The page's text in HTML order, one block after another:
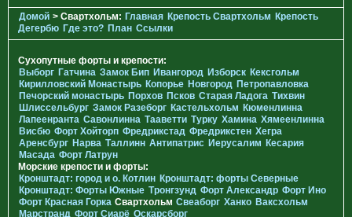
Домой > Свартхольм: Главная Крепость Свартхольм Крепость
Дегербю Где это? План Ссылки
Сухопутные форты и крепости:
Выборг Гатчина Замок Бип Ивангород Изборск Кексгольм
Кирилловский Монастырь Копорье Новгород Петропавловка
Печорcкий монастырь Порхов Псков Старая Ладога Тихвин
Шлиссельбург Замок Разеборг Кастельхольм Кюменлинна
Лапеенранта Савонлинна Тааветти Турку Хамина Хямеенлинна
Висбю Форт Хойторп Фредрикстад Фредрикстен Хегра
Аренсбург Нарва Таллинн Антипатрис Иерусалим Кесария
Масада Форт Латрун
Морские крепости и форты:
Кронштадт: город и о. Котлин Кронштадт: форты Северные
Кронштадт: Форты Южные Тронгзунд Форт Александр Форт Ино
Форт Красная Горка Свартхольм Свеаборг Ханко Ваксхольм
Марстранд Форт Сиарё Оскарсборг